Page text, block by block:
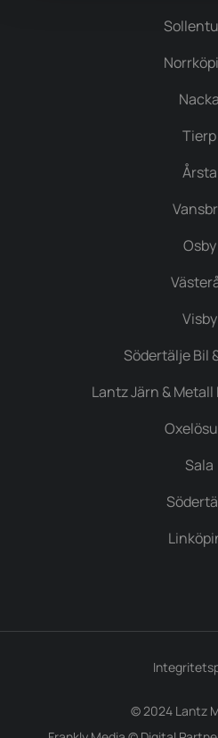
Nacka
Tierp
Årsta
Osby
Visby
Södertälje Bil
Lantz Järn &
Sala
© 2024 Lantz